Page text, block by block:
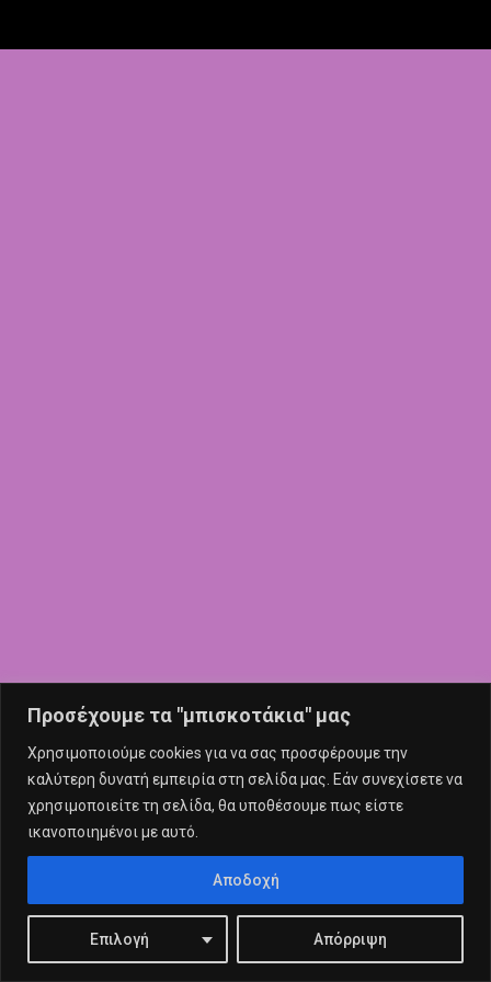
Προσέχουμε τα "μπισκοτάκια" μας
Χρησιμοποιούμε cookies για να σας προσφέρουμε την
καλύτερη δυνατή εμπειρία στη σελίδα μας. Εάν συνεχίσετε να
χρησιμοποιείτε τη σελίδα, θα υποθέσουμε πως είστε
ικανοποιημένοι με αυτό.
Επιλογή Απόρριψη
Αποδοχή